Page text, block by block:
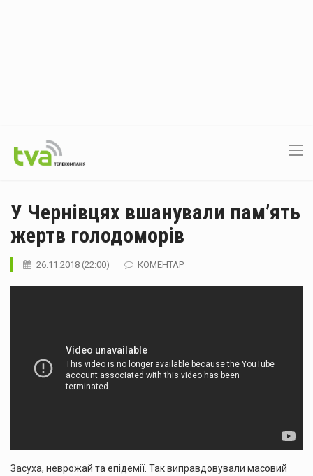
У Чернівцях вшанували пам’ять
жертв голодоморів
26.11.2018 (22:00) КОМЕНТАР
Засуха, неврожай та епідемії. Так виправдовували масовий